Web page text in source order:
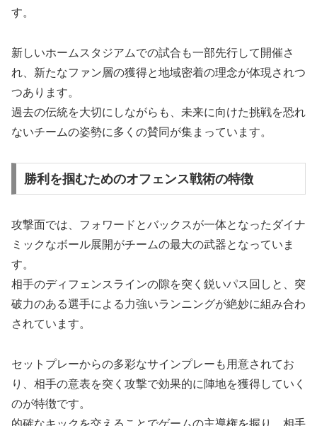
す。
新しいホームスタジアムでの試合も一部先行して開催さ
れ、新たなファン層の獲得と地域密着の理念が体現されつ
つあります。
過去の伝統を大切にしながらも、未来に向けた挑戦を恐れ
ないチームの姿勢に多くの賛同が集まっています。
勝利を掴むためのオフェンス戦術の特徴
攻撃面では、フォワードとバックスが一体となったダイナ
ミックなボール展開がチームの最大の武器となっていま
す。
相手のディフェンスラインの隙を突く鋭いパス回しと、突
破力のある選手による力強いランニングが絶妙に組み合わ
されています。
セットプレーからの多彩なサインプレーも用意されてお
り、相手の意表を突く攻撃で効果的に陣地を獲得していく
のが特徴です。